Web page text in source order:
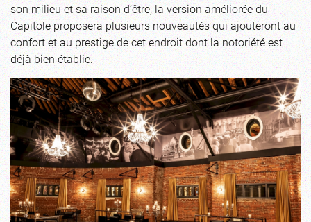
son milieu et sa raison d’être, la version améliorée du
Capitole proposera plusieurs nouveautés qui ajouteront au
confort et au prestige de cet endroit dont la notoriété est
déjà bien établie.